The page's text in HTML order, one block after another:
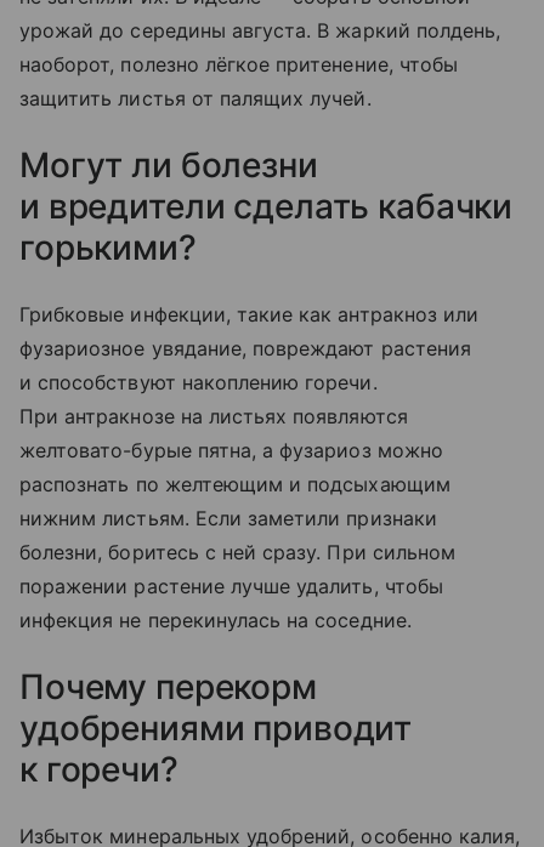
урожай до середины августа. В жаркий полдень,
наоборот, полезно лёгкое притенение, чтобы
защитить листья от палящих лучей.
Могут ли болезни
и вредители сделать кабачки
горькими?
Грибковые инфекции, такие как антракноз или
фузариозное увядание, повреждают растения
и способствуют накоплению горечи.
При антракнозе на листьях появляются
желтовато-бурые пятна, а фузариоз можно
распознать по желтеющим и подсыхающим
нижним листьям. Если заметили признаки
болезни, боритесь с ней сразу. При сильном
поражении растение лучше удалить, чтобы
инфекция не перекинулась на соседние.
Почему перекорм
удобрениями приводит
к горечи?
Избыток минеральных удобрений, особенно калия,